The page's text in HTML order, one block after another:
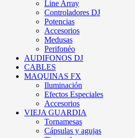
Line Array
Controladores DJ
Potencias
Accesorios
Medusas
Perifonéo
AUDIFONOS DJ
CABLES
MAQUINAS FX
Iluminación
Efectos Especiales
Accesorios
VIEJA GUARDIA
Tornamesas
Cápsulas y agujas